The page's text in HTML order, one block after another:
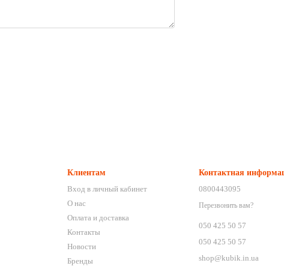
Клиентам
Вход в личный кабинет
О нас
Оплата и доставка
Контакты
Новости
Бренды
Контактная
0800443095
Перезвонить вам?
050 425 50 57
050 425 50 57
shop@kubik.in.ua